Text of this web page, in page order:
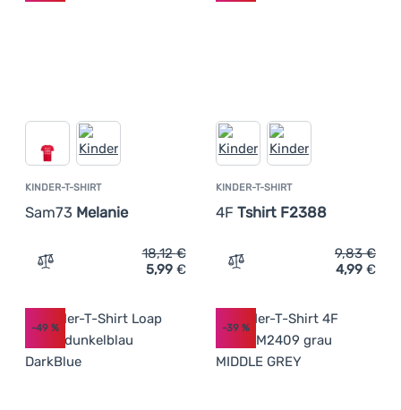
KINDER-T-SHIRT
Sam73 Melanie
Zum Vergleich 'Kinder-T-Shirt Sam73 Melanie'
18,12€
5,99 €
KINDER-T-SHIRT
4F Tshirt F2388
Zum Vergleich 'Kinder-T-
9,83€
4,99 €
-49 % -39%